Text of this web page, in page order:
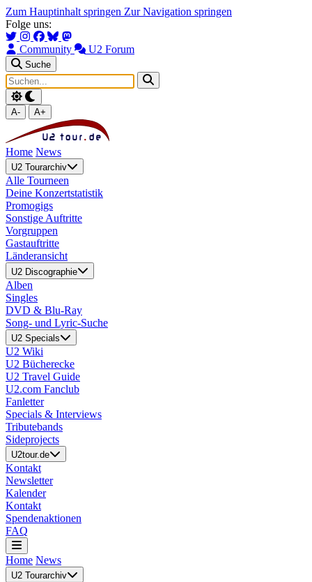
Zum Hauptinhalt springen Zur Navigation springen
Folge uns:
Community U2 Forum
Suche
A- A+
Home News
U2 Tourarchiv
Alle Tourneen
Deine Konzertstatistik
Promogigs
Sonstige Auftritte
Vorgruppen
Gastauftritte
Länderansicht
U2 Discographie
Alben
Singles
DVD & Blu-Ray
Song- und Lyric-Suche
U2 Specials
U2 Wiki
U2 Bücherecke
U2 Travel Guide
U2.com Fanclub
Fanletter
Specials & Interviews
Tributebands
Sideprojects
U2tour.de
Kontakt
Newsletter
Kalender
Kontakt
Spendenaktionen
FAQ
Home News
U2 Tourarchiv